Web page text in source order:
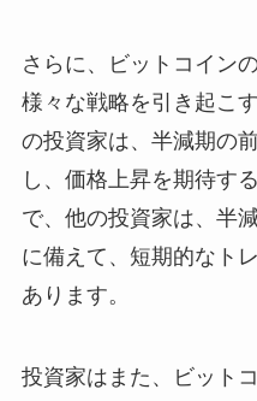
さらに、ビットコイン
様々な戦略を引き起こ
の投資家は、半減期の
し、価格上昇を期待す
で、他の投資家は、半
に備えて、短期的なト
あります。
投資家はまた、ビット